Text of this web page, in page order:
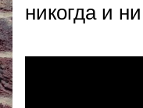
никогда и